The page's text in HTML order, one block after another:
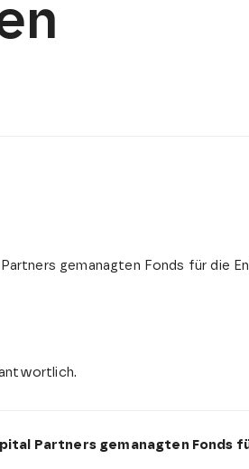
gemanagten Fonds für die
Partners gemanagten Fonds